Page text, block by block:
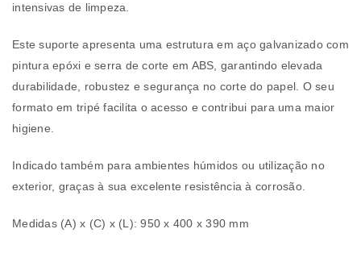
intensivas de limpeza.
Este suporte apresenta uma estrutura em aço galvanizado com
pintura epóxi e serra de corte em ABS, garantindo elevada
durabilidade, robustez e segurança no corte do papel. O seu
formato em tripé facilita o acesso e contribui para uma maior
higiene.
Indicado também para ambientes húmidos ou utilização no
exterior, graças à sua excelente resistência à corrosão.
Medidas (A) x (C) x (L): 950 x 400 x 390 mm